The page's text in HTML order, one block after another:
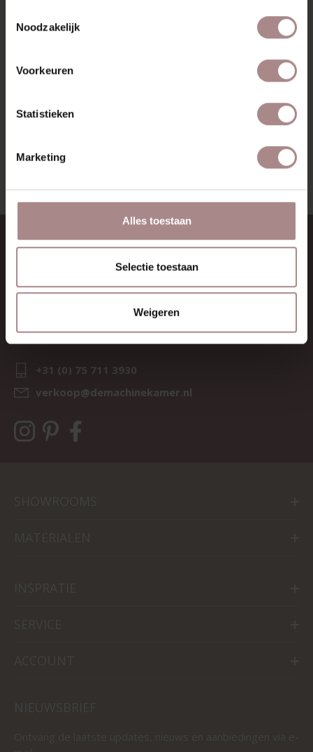
Noodzakelijk
Voorkeuren
Statistieken
Marketing
Alles toestaan
Selectie toestaan
Weigeren
STOFSTAAL OASIS
VANAF
CONTACT
Sav & Økse is een onderdeel van
De Machinekamer
IBAN:NL21 RABO 0126 3237 47
+31 (0) 75 711 3930
verkoop@demachinekamer.nl